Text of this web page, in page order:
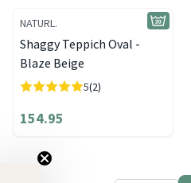
NATURL.
Shaggy Teppich Oval -
Blaze Beige
5(2)
154.95